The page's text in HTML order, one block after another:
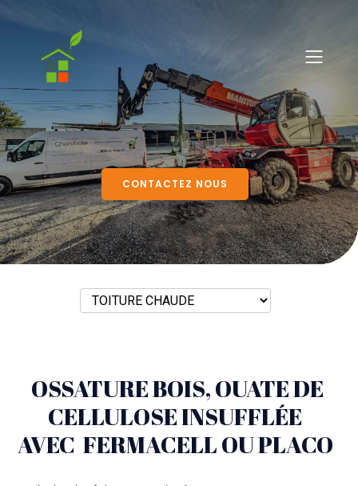
CONTACTEZ NOUS
OSSATURE BOIS, OUATE DE
CELLULOSE INSUFFLÉE
AVEC FERMACELL OU PLACO